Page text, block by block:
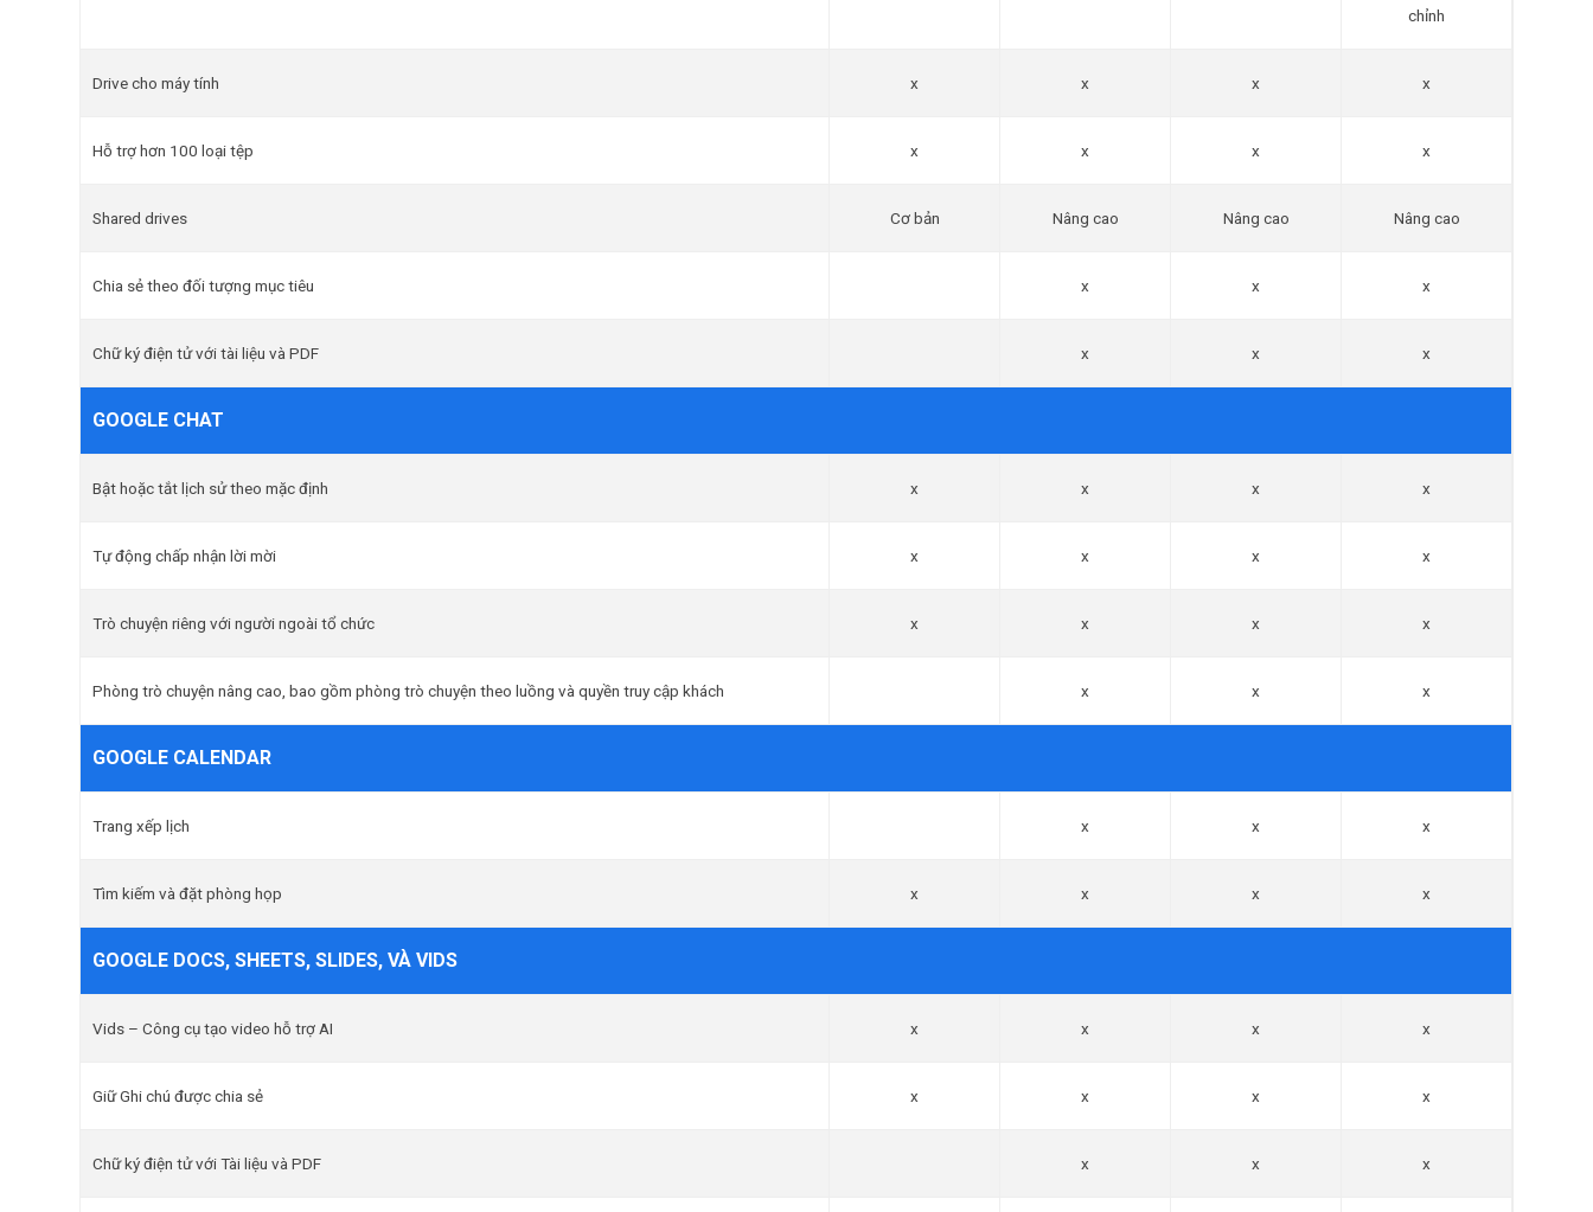
chỉnh
Drive cho máy tính x x x x
Hỗ trợ hơn 100 loại tệp x x x x
Shared drives Cơ bản Nâng cao Nâng cao Nâng cao
Chia sẻ theo đối tượng mục tiêu x x x
Chữ ký điện tử với tài liệu và PDF x x x
GOOGLE CHAT
Bật hoặc tắt lịch sử theo mặc định x x x x
Tự động chấp nhận lời mời x x x x
Trò chuyện riêng với người ngoài tổ chức x x x x
Phòng trò chuyện nâng cao, bao gồm phòng trò chuyện theo luồng và quyền truy cập khách x x x
GOOGLE CALENDAR
Trang xếp lịch x x x
Tìm kiếm và đặt phòng họp x x x x
GOOGLE DOCS, SHEETS, SLIDES, VÀ VIDS
Vids – Công cụ tạo video hỗ trợ AI x x x x
Giữ Ghi chú được chia sẻ x x x x
Chữ ký điện tử với Tài liệu và PDF x x x